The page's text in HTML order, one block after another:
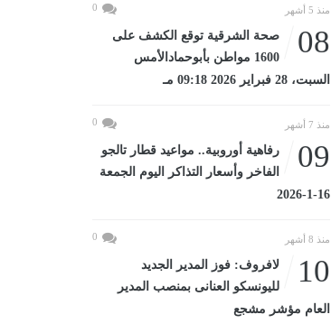
منذ 5 أشهر 0
08
صحة الشرقية توقع الكشف على
1600 مواطن بأبوحمادالأمس
السبت، 28 فبراير 2026 09:18 مـ
منذ 7 أشهر 0
09
رفاهية أوروبية.. مواعيد قطار تالجو
الفاخر وأسعار التذاكر اليوم الجمعة
16-1-2026
منذ 8 أشهر 0
10
لافروف: فوز المدير الجديد
لليونسكو العنانى بمنصب المدير
العام مؤشر مشجع